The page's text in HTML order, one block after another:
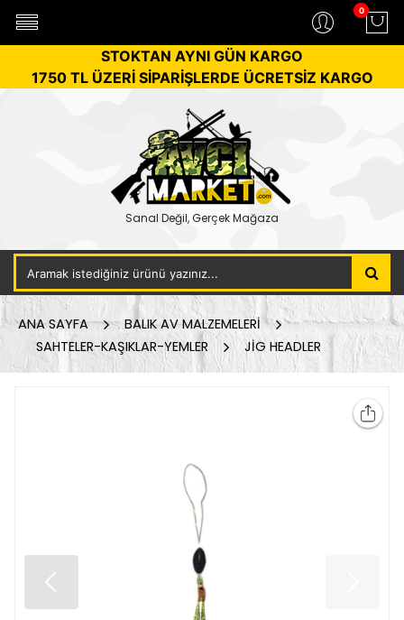
0
STOKTAN AYNI GÜN KARGO
1750 TL ÜZERİ SİPARİŞLERDE ÜCRETSİZ KARGO
Sanal Değil, Gerçek Mağaza
ANA SAYFA
BALIK AV MALZEMELERİ
SAHTELER-KAŞIKLAR-YEMLER
JİG HEADLER